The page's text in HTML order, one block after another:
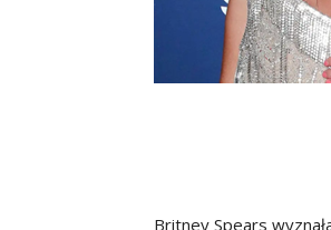
Britney Spears